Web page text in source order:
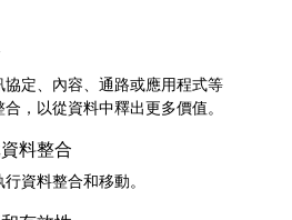
協定、內容、通路或應用程式等
，以從資料中釋出更多價值。
料整合
資料整合和移動。